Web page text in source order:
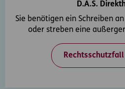
D.A.S.
Sie benötigen ein Schreiben
oder streben eine